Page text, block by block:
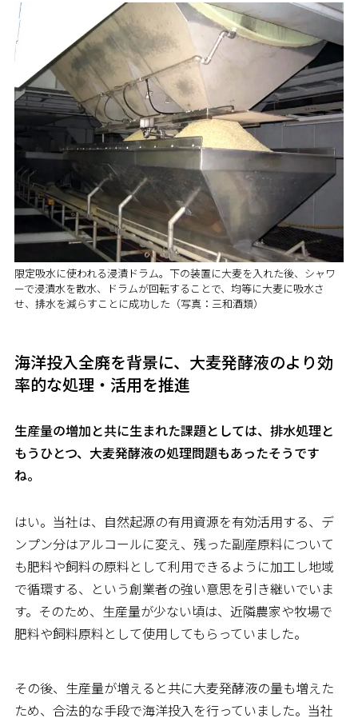
限定吸水に使われる浸漬ドラム。下の装置に大麦を入れた後、シャワ
ーで浸漬水を散水、ドラムが回転することで、均等に大麦に吸水さ
せ、排水を減らすことに成功した（写真：三和酒類）
海洋投入全廃を背景に、大麦発酵液のより効
率的な処理・活用を推進
――生産量の増加と共に生まれた課題としては、排水処理と
もうひとつ、大麦発酵液の処理問題もあったそうです
ね。
はい。当社は、自然起源の有用資源を有効活用する、デ
ンプン分はアルコールに変え、残った副産原料について
も肥料や飼料の原料として利用できるように加工し地域
で循環する、という創業者の強い意思を引き継いでいま
す。そのため、生産量が少ない頃は、近隣農家や牧場で
肥料や飼料原料として使用してもらっていました。
その後、生産量が増えると共に大麦発酵液の量も増えた
ため、合法的な手段で海洋投入を行っていました。当社